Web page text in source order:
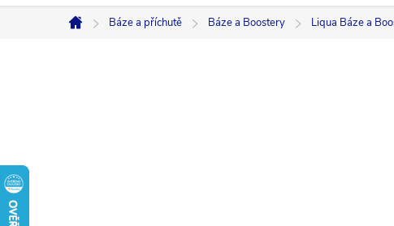
Domů
Báze a příchutě Báze a Boostery Liqua Báze a